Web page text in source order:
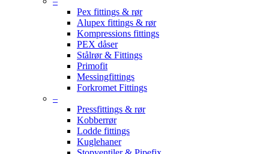
Pex fittings & rør
Alupex fittings & rør
Kompressions fittings
PEX dåser
Stålrør & Fittings
Primofit
Messingfittings
Forkromet Fittings
–
Pressfittings & rør
Kobberrør
Lodde fittings
Kuglehaner